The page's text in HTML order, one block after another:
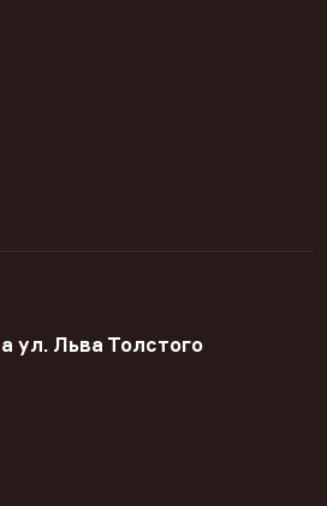
ул. Льва Толстого